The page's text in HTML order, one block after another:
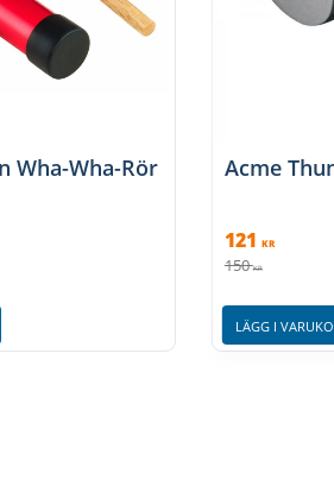
Wha-Wha-Rör Acme
121 KR
150 KR
LÄGG I